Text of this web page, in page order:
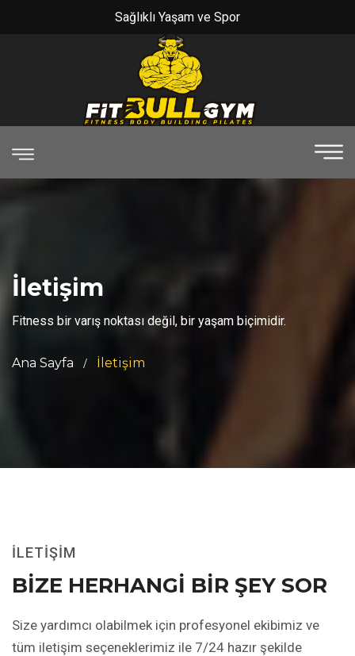
Sağlıklı Yaşam ve Spor
İletişim
Fitness bir varış noktası değil, bir yaşam biçimidir.
Ana Sayfa İletişim
İLETİŞİM
BİZE HERHANGİ BİR ŞEY SOR
Size yardımcı olabilmek için profesyonel ekibimiz ve
tüm iletişim seçeneklerimiz ile 7/24 hazır şekilde